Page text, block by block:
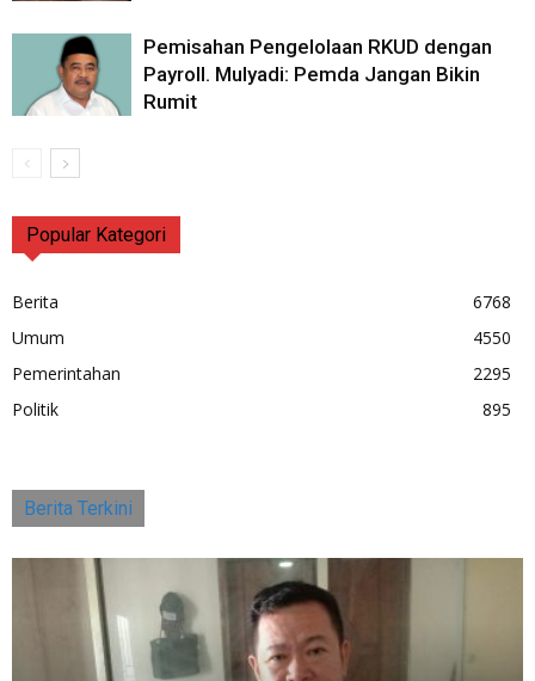
Pemisahan Pengelolaan RKUD dengan
Payroll. Mulyadi: Pemda Jangan Bikin
Rumit
Popular Kategori
Berita
6768
Umum
4550
Pemerintahan
2295
Politik
895
Berita Terkini